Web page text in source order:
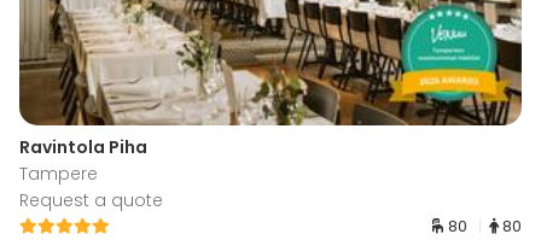
Ravintola Piha
Tampere
Request a quote
80 80